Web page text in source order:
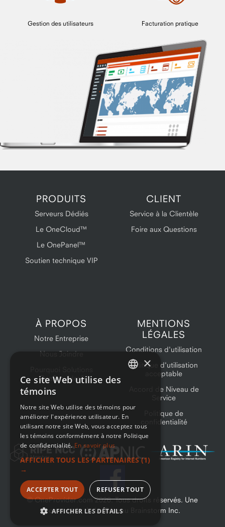
Gestion des utilisateurs Facturation pratique
PRODUITS
Serveurs Dédiés
Le OneCloud™
Le OnePanel™
Soutien technique VIP
CLIENT
Service à la Clientèle
Foire aux Questions
À PROPOS
Notre Entreprise
Nous Joindre
OneProvider?
MENTIONS
LÉGALES
Conditions d'utilisation
Politique d'utilisation
acceptable
Accord de Niveau de
Service
Politique de
confidentialité
© OneProvider.com2026. Tous droits réservés. Une
compagnie de Le Réseau Brainstorm Inc.
×
Ce site Web utilise des
témoins
Notre site Web utilise des témoins pour
améliorer l'expérience utilisateur. En
utilisant notre site Web, vous acceptez tous
les témoins conformément à notre Politique
de confidentialité. En savoir plus
AFFICHER TOUS LES PARTENAIRES (1)
→
ACCEPTER TOUT REFUSER TOUT
AFFICHER LES DÉTAILS